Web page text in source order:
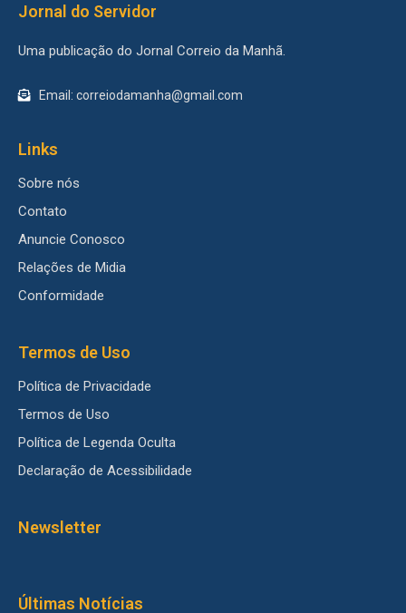
Jornal do Servidor
Uma publicação do Jornal Correio da Manhã.
Email: correiodamanha@gmail.com
Links
Sobre nós
Contato
Anuncie Conosco
Relações de Midia
Conformidade
Termos de Uso
Política de Privacidade
Termos de Uso
Política de Legenda Oculta
Declaração de Acessibilidade
Newsletter
Últimas Notícias